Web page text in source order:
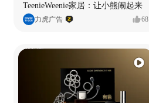
TeenieWeenie家居：让小熊闹起来
力虎广告 68